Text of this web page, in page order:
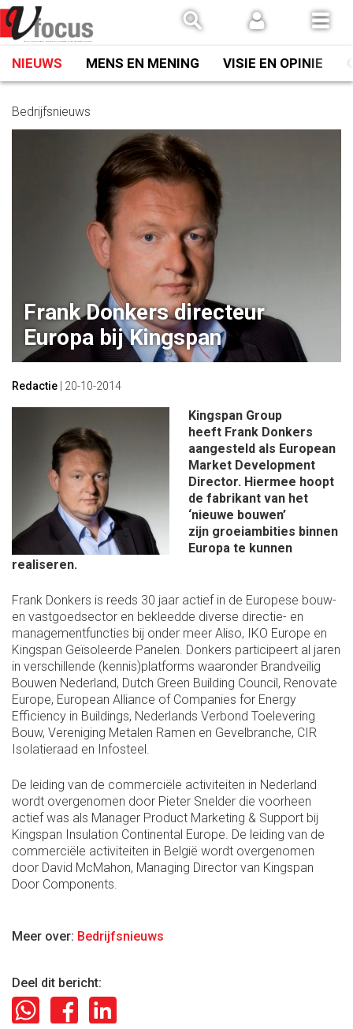
Spring
naar
inhoud
NIEUWS MENS EN MENING VISIE EN OPINIE
Bedrijfsnieuws
Frank Donkers directeur
Europa bij Kingspan
Redactie 20-10-2014
Kingspan Group
heeft Frank Donkers
aangesteld als European
Market Development
Director. Hiermee hoopt
de fabrikant van het
‘nieuwe bouwen’
zijn groeiambities binnen
Europa te kunnen
realiseren.
Frank Donkers is reeds 30 jaar actief in de Europese bouw-
en vastgoedsector en bekleedde diverse directie- en
managementfuncties bij onder meer Aliso, IKO Europe en
Kingspan Geïsoleerde Panelen. Donkers participeert al jaren
in verschillende (kennis)platforms waaronder Brandveilig
Bouwen Nederland, Dutch Green Building Council, Renovate
Europe, European Alliance of Companies for Energy
Efficiency in Buildings, Nederlands Verbond Toelevering
Bouw, Vereniging Metalen Ramen en Gevelbranche, CIR
Isolatieraad en Infosteel.
De leiding van de commerciële activiteiten in Nederland
wordt overgenomen door Pieter Snelder die voorheen
actief was als Manager Product Marketing & Support bij
Kingspan Insulation Continental Europe. De leiding van de
commerciële activiteiten in België wordt overgenomen
door David McMahon, Managing Director van Kingspan
Door Components.
Meer over: Bedrijfsnieuws
Deel dit bericht: